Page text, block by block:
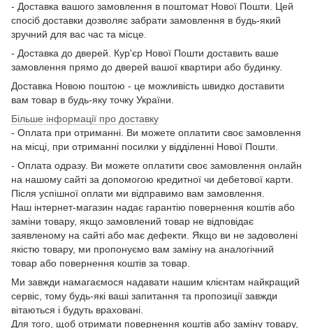
- Доставка вашого замовлення в поштомат Нової Пошти. Цей
спосіб доставки дозволяє забрати замовлення в будь-який
зручний для вас час та місце.
- Доставка до дверей. Кур'єр Нової Пошти доставить ваше
замовлення прямо до дверей вашої квартири або будинку.
Доставка Новою поштою - це можливість швидко доставити
вам товар в будь-яку точку України.
Більше інформації про доставку
- Оплата при отриманні. Ви можете оплатити своє замовлення
на місці, при отриманні посилки у відділенні Нової Пошти.
- Оплата одразу. Ви можете оплатити своє замовлення онлайн
на нашому сайті за допомогою кредитної чи дебетової карти.
Після успішної оплати ми відправимо вам замовлення.
Наш інтернет-магазин надає гарантію повернення коштів або
заміни товару, якщо замовлений товар не відповідає
заявленому на сайті або має дефекти. Якщо ви не задоволені
якістю товару, ми пропонуємо вам заміну на аналогічний
товар або повернення коштів за товар.
Ми завжди намагаємося надавати нашим клієнтам найкращий
сервіс, тому будь-які ваші запитання та пропозиції завжди
вітаються і будуть враховані.
Для того, щоб отримати повернення коштів або заміну товару,